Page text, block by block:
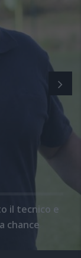
il tecnico e
chance